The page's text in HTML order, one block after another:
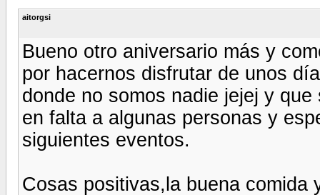
aitorgsi
Bueno otro aniversario más y
por hacernos disfrutar de unos
donde no somos nadie jejej y
en falta a algunas personas y
siguientes eventos.
Cosas positivas,la buena comida